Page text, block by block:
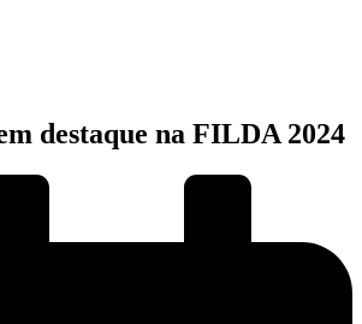
destaque na FILDA 2024